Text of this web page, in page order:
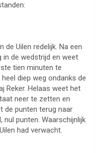
de Uilen redelijk. Na een
in de wedstrijd en weet
tien minuten te
diep weg ondanks de
Reker. Helaas weet het
neer te zetten en
de punten terug naar
nul punten. Waarschijnlijk
had verwacht.